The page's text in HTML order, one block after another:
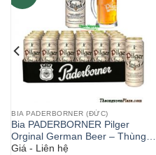
BIA PADERBORNER (ĐỨC)
Bia PADERBORNER Pilger
Orginal German Beer – Thùng
24 lon 500ml
Giá - Liên hệ